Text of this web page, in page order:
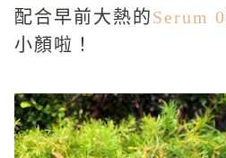
配合早前大熱的Serum 0
小顏啦！